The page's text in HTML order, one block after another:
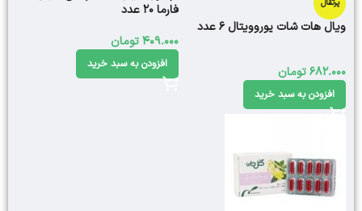
پرتقال
ویال هات شات یوروویتال 6 عدد
682.000تومان
افزودن به سبد خرید
فارما 20 عدد
409.000تومان
افزودن به سبد خرید